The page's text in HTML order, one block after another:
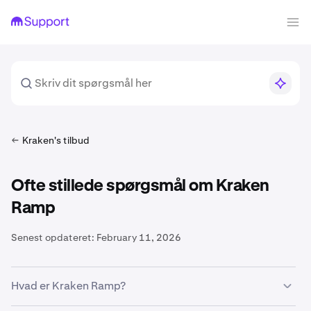
Kraken's tilbud
Ofte stillede spørgsmål om Kraken
Ramp
Senest opdateret: February 11, 2026
Hvad er Kraken Ramp?